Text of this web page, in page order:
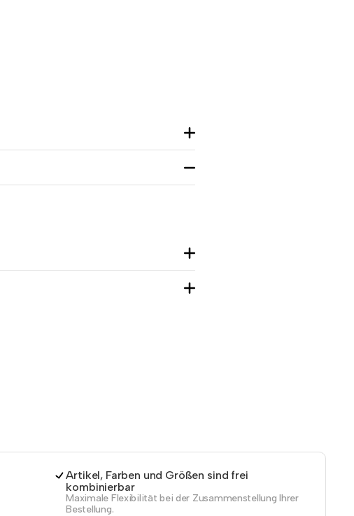
Artikel, Farben und Größen sind frei
kombinierbar
Maximale Flexibilität bei der Zusammenstellung Ihrer
Bestellung.